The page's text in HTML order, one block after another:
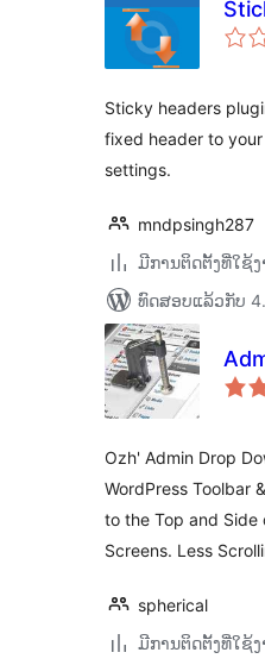
Sticky headers
fixed header to
settings.
mndpsingh287
ມີການຕິດຕັ້ງທີ່ໃຊ້
ທົດສອບແລ້ວກັບ
Ozh' Admin Drop
WordPress Toolbar
to the Top and Side
Screens. Less
spherical
ມີການຕິດຕັ້ງທີ່ໃຊ້